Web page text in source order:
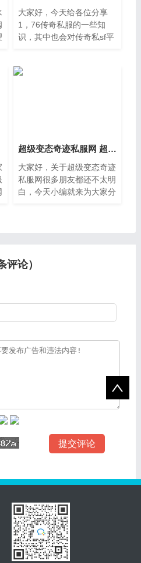
大家好，今天给各位分享
1，76传奇私服的一些知
识，其中也会对传奇私sf平
决你现在面临的问题，别忘
超级变态奇迹私服网 超级变态攻击速度快手游传奇
大家好，关于超级变态奇迹
私服网很多朋友都还不太明
白，今天小编就来为大家分
评论）